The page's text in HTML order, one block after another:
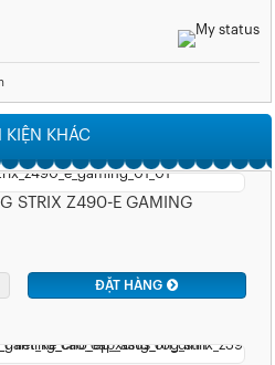
KIỆN KHÁC
STRIX Z490-E GAMING
ĐẶT HÀNG